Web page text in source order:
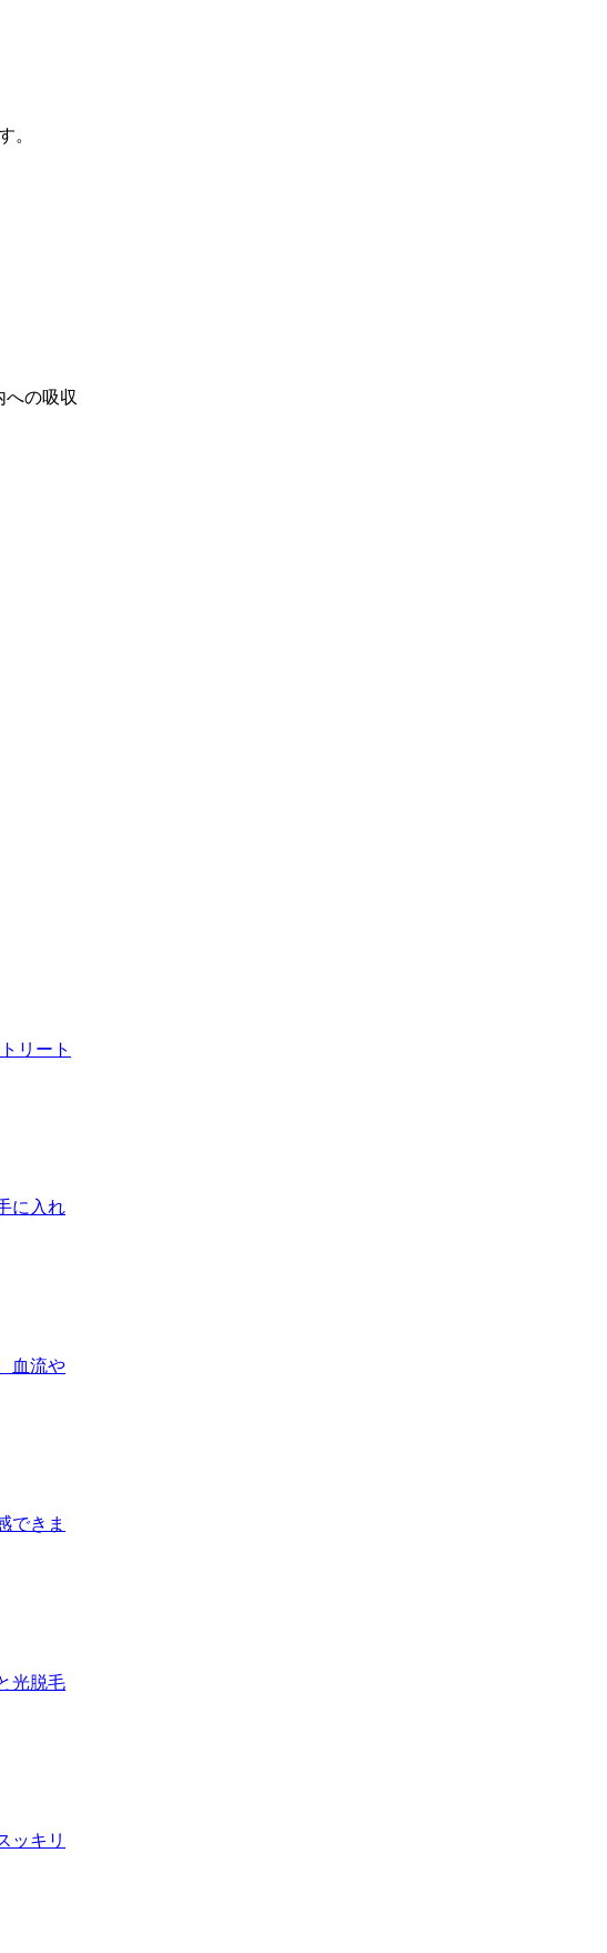
。
への吸収
リート
に入れ
血流や
できま
光脱毛
ッキリ